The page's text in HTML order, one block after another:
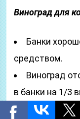
Виноград для
Банки
средством.
Виноград
в банки на 1/3
слишком